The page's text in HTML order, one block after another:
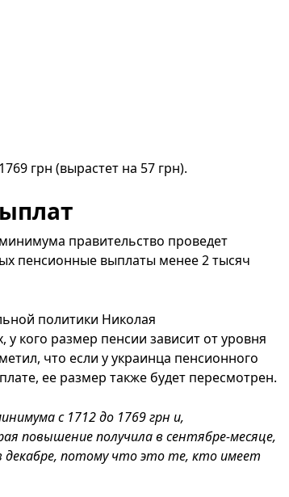
грн (вырастет на 57 грн).
правительство проведет
пенсионные выплаты менее 2 тысяч
политики Николая
кого размер пенсии зависит от уровня
что если у украинца пенсионного
ее размер также будет пересмотрен.
с 1712 до 1769 грн и,
повышение получила в сентябре-месяце,
потому что это те, кто имеет